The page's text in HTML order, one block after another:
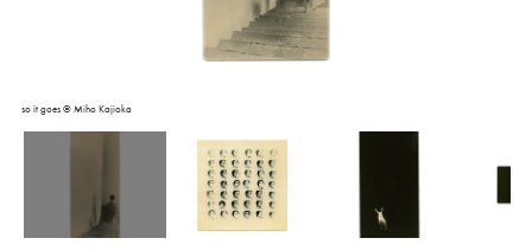
so it goes © Miho Kajioka